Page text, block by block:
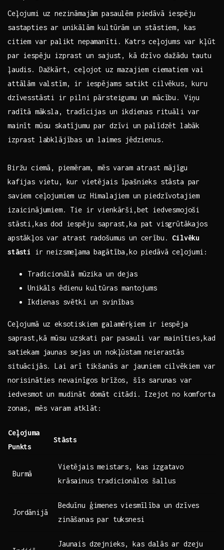
Ceļojumi ‍uz nezināmajām pasaulēm piedāvā iespēju
sastapties ar unikālām kultūrām un stāstiem, kas
citiem var palikt nepamanīti. Katrs ⁤ceļojums var kļūt
par iespēju izprast un⁣ sajust, kā dzīvo dažādu tautu
ļaudis. Dažkārt, ⁢ceļojot uz mazajiem ciematiem​ vai⁢
attālām valstīm, ir iespējams satikt cilvēkus, kuru
dzīvesstāsti ir pilni pārsteigumu un mācību. Viņu
radītā⁢ māksla, tradīcijas un ikdienas rituāli var
mainīt mūsu skatījumu par dzīvi un palīdzēt labāk
izprast labklājības⁣ un laimes jēdzienus.
Biržu ⁢ciemā, piemēram, mēs ⁣varam atrast mājīgu
kafijas vietu, kur vietējais īpašnieks stāsta par
saviem ceļojumiem uz Himalajiem un piedzīvotajiem
izaicinājumiem. Tie ir vienkārši,bet iedvesmojoši
stāsti,kas dod iespēju saprast,ka pat visgrūtākajos
apstākļos var atrast radošumus‌ un cerību. Cilvēku
stāsti
ir neizsmeļama bagātība,ko piedāvā⁣ ceļojumi:
Tradicionālā mūzika un dejas
Unikāls ēdienu ⁤kultūras mantojums
Ikdienas svētki un svinības
Ceļojumā uz eksotiskiem galamērķiem​ ir iespēja
saprast,kā ⁤mūsu uzskati‌ par pasauli var mainīties,kad‍
satiekam jaunas sejas un nokļūstam neierastās
situācijās. Lai arī tikšanās ar jauniem cilvēkiem var
norisināties nevainīgos brīžos, šīs sarunas var
iedvesmot un mudināt domāt citādi. Izejot no komforta
zonas, mēs varam atklāt:
Ceļojuma
Punkts
Stāsts
Burmā
Vietējais meistars, kas izgatavo
krāsainus tradicionālos šallus
Jordānijā
Beduīnu ģimenes viesmīlība un dzīves
zināšanas par tuksnesi
Jaunais dzejnieks, kas dalās ar dzeju